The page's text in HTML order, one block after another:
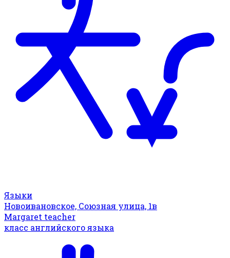
Языки
Новоивановское, Союзная улица, 1в
Margaret teacher
класс английского языка